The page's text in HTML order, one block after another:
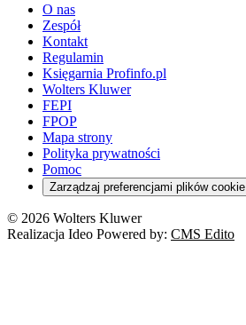
O nas
Zespół
Kontakt
Regulamin
Księgarnia Profinfo.pl
Wolters Kluwer
FEPI
FPOP
Mapa strony
Polityka prywatności
Pomoc
Zarządzaj preferencjami plików cookie
© 2026 Wolters Kluwer
Realizacja Ideo Powered by: CMS Edito